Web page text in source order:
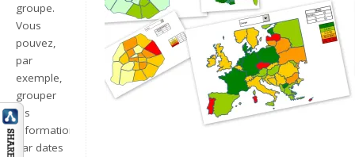
groupe.
Vous
pouvez,
par
exemple,
grouper
les
informations
par dates